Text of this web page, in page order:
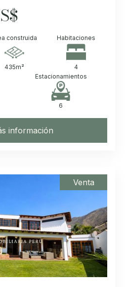
construida
435m²
Habitaciones
4
Estacionamientos
6
información
Venta